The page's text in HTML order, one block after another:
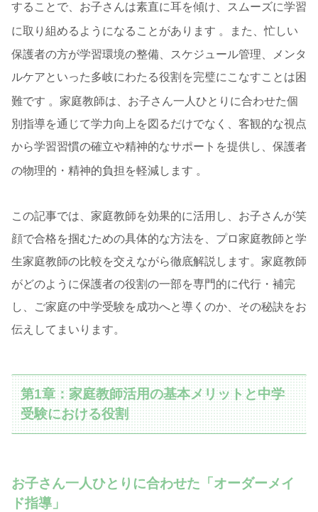
することで、お子さんは素直に耳を傾け、スムーズに学習
に取り組めるようになることがあります 。また、忙しい
保護者の方が学習環境の整備、スケジュール管理、メンタ
ルケアといった多岐にわたる役割を完璧にこなすことは困
難です 。家庭教師は、お子さん一人ひとりに合わせた個
別指導を通じて学力向上を図るだけでなく、客観的な視点
から学習習慣の確立や精神的なサポートを提供し、保護者
の物理的・精神的負担を軽減します 。
この記事では、家庭教師を効果的に活用し、お子さんが笑
顔で合格を掴むための具体的な方法を、プロ家庭教師と学
生家庭教師の比較を交えながら徹底解説します。家庭教師
がどのように保護者の役割の一部を専門的に代行・補完
し、ご家庭の中学受験を成功へと導くのか、その秘訣をお
伝えしてまいります。
第1章：家庭教師活用の基本メリットと中学
受験における役割
お子さん一人ひとりに合わせた「オーダーメイ
ド指導」